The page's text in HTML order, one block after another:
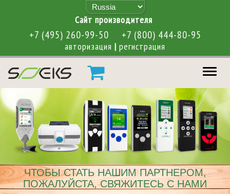
Cайт производителя
+7 (495) 260-99-50 +7 (800) 444-80-95
авторизация | регистрация
меню
ЧТОБЫ СТАТЬ НАШИМ ПАРТНЕРОМ,
ПОЖАЛУЙСТА, СВЯЖИТЕСЬ С НАМИ